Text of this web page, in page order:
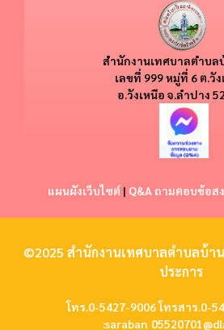
สำนักงานเทศบาลตำบล
เลขที่ 999 หมู่ที่ 6 ต.วัง
อ.วังเหนือ จ.ลำปาง
แผนผังเว็บไซต์ | Q&A ถามตอบข้อส
©2025 สำนักงานเทศบาลตำบลบ้า
ประการ
โทร.0-5427-9006 โทรสาร.0-
: